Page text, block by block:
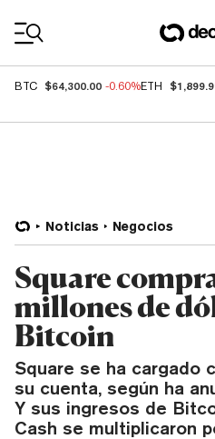
BTC $64,300.00 -0.60%ETH
Noticias Negocios
Square
millones de
Bitcoin
Square se ha cargado
su cuenta, según ha
Y sus ingresos de
Cash se multiplicaron